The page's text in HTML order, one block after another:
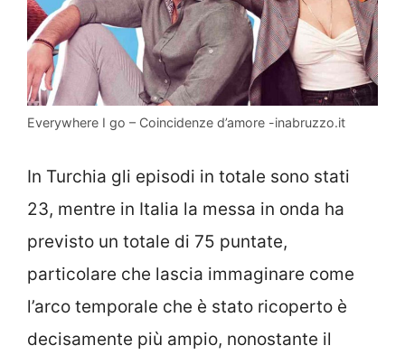
Everywhere I go – Coincidenze d’amore -inabruzzo.it
In Turchia gli episodi in totale sono stati
23, mentre in Italia la messa in onda ha
previsto un totale di 75 puntate,
particolare che lascia immaginare come
l’arco temporale che è stato ricoperto è
decisamente più ampio, nonostante il